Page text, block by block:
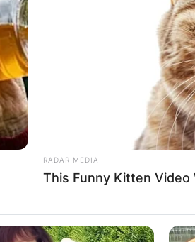
RADAR MEDIA
This Funny Kitten Video